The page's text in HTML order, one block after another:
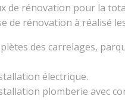
de rénovation pour la
de rénovation à réalisé
des carrelages,
électrique.
plomberie avec